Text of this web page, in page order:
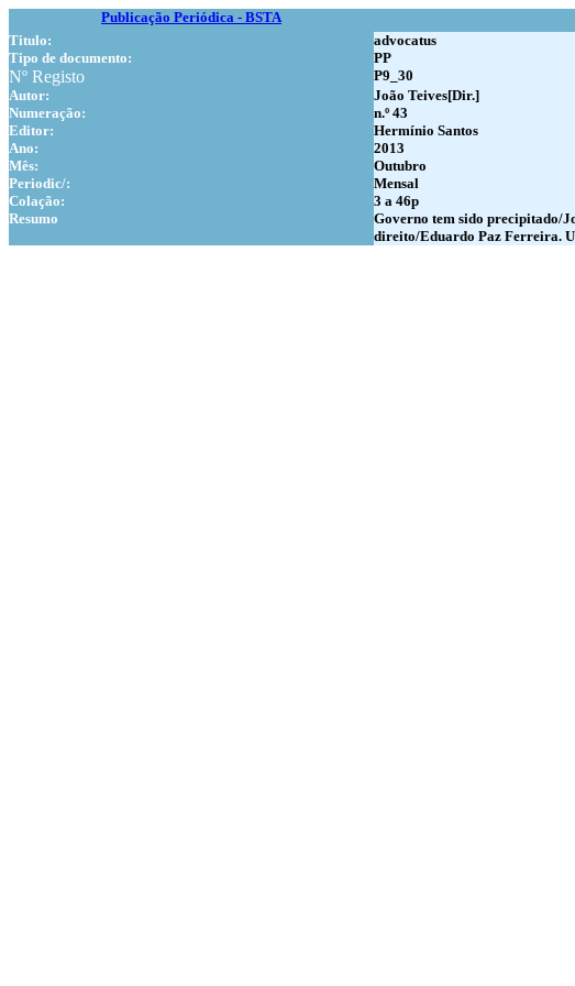
Publicação Periódica - BSTA
Titulo:
advocatus
Tipo de documento:
PP
Nº Registo
P9_30
Autor:
João Teives[Dir.]
Numeração:
n.º 43
Editor:
Hermínio Santos
Ano:
2013
Mês:
Outubro
Periodic/:
Mensal
Colação:
3 a 46p
Resumo
Governo tem sido precipitado/
direito/Eduardo Paz Ferreira.